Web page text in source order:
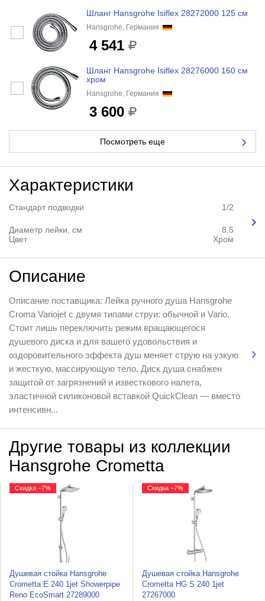
Шланг Hansgrohe Isiflex 28272000 125 см
Hansgrohe, Германия
4 541
Шланг Hansgrohe Isiflex 28276000 160 см
хром
Hansgrohe, Германия
3 600
Посмотреть еще
Характеристики
Стандарт подводки 1/2
Диаметр лейки, см
8.5
Цвет
Хром
Описание
Описание поставщика: Лейка ручного душа Hansgrohe
Croma Variojet с двумя типами струи: обычной и Vario.
Стоит лишь переключить режим вращающегося
душевого диска и для вашего удовольствия и
оздоровительного эффекта душ меняет струю на узкую
и жесткую, массирующую тело. Диск душа снабжен
защитой от загрязнений и известкового налета,
эластичной силиконовой вставкой QuickClean — вместо
интенсивн...
Другие товары из коллекции
Hansgrohe Crometta
Скидка −7%
Душевая стойка Hansgrohe
Crometta E 240 1jet Showerpipe
Reno EcoSmart 27289000
Скидка −7%
Душевая стойка Hansgrohe
Crometta HG S 240 1jet
27267000